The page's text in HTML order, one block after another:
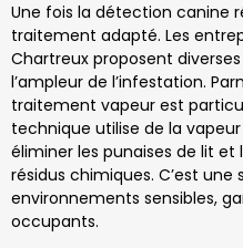
Une fois la détection canine
traitement adapté. Les
Chartreux proposent
l’ampleur de l’infestation.
traitement vapeur est
technique utilise de la
éliminer les punaises de lit
résidus chimiques. C’est une
environnements sensibles,
occupants.